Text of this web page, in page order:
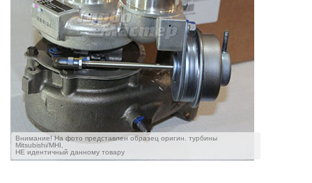
Внимание! На фото представлен образец оригин. турбины
Mitsubishi/MHI,
НЕ идентичный данному товару